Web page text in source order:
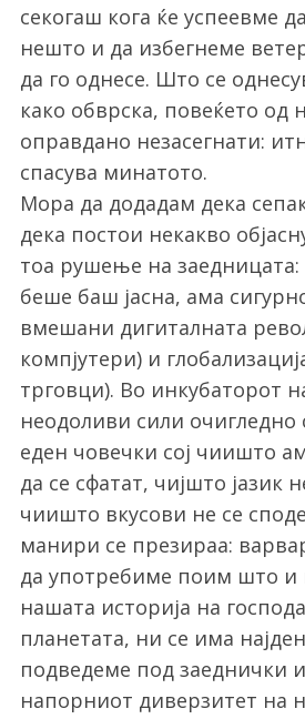
секогаш кога ќе успеевме
нешто и да избегнеме
да го однесе. Што се
како обврска, повеќето од
оправдано незасегнати:
спасува минатото.
Мора да додадам дека
дека постои некакво
тоа рушење на заедницата:
беше баш јасна, ама
вмешани дигиталната
компјутери) и
трговци). Во инкубаторот
неодоливи сили очигледно
еден човечки сој чиишто
да се сфатат, чијшто јазик
чиишто вкусови не се
манири се презираа:
да употребиме поим што и
нашата историја на
планетата, ни се има
подведеме под заеднички
напорниот диверзитет на